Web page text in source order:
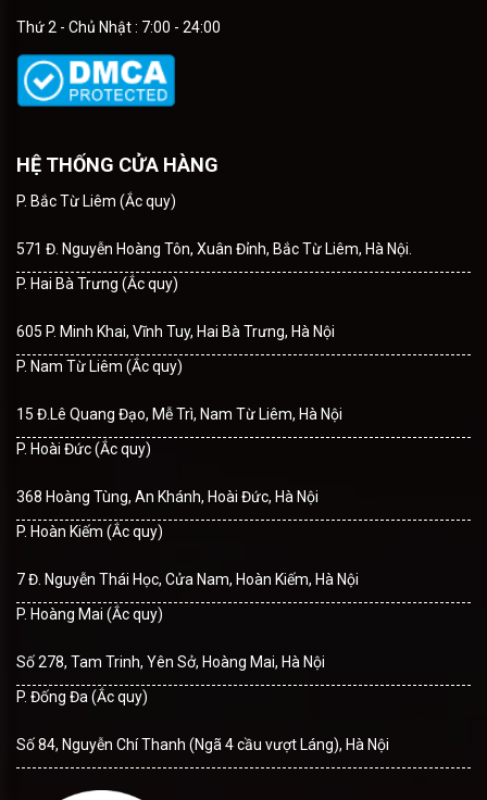
Thứ 2 - Chủ Nhật : 7:00 - 24:00
HỆ THỐNG CỬA HÀNG
P. Bắc Từ Liêm (Ắc quy)
571 Đ. Nguyễn Hoàng Tôn, Xuân Đỉnh, Bắc Từ Liêm, Hà Nội.
P. Hai Bà Trưng (Ắc quy)
605 P. Minh Khai, Vĩnh Tuy, Hai Bà Trưng, Hà Nội
P. Nam Từ Liêm (Ắc quy)
15 Đ.Lê Quang Đạo, Mễ Trì, Nam Từ Liêm, Hà Nội
P. Hoài Đức (Ắc quy)
368 Hoàng Tùng, An Khánh, Hoài Đức, Hà Nội
P. Hoàn Kiếm (Ắc quy)
7 Đ. Nguyễn Thái Học, Cửa Nam, Hoàn Kiếm, Hà Nội
P. Hoàng Mai (Ắc quy)
Số 278, Tam Trinh, Yên Sở, Hoàng Mai, Hà Nội
P. Đống Đa (Ắc quy)
Số 84, Nguyễn Chí Thanh (Ngã 4 cầu vượt Láng), Hà Nội